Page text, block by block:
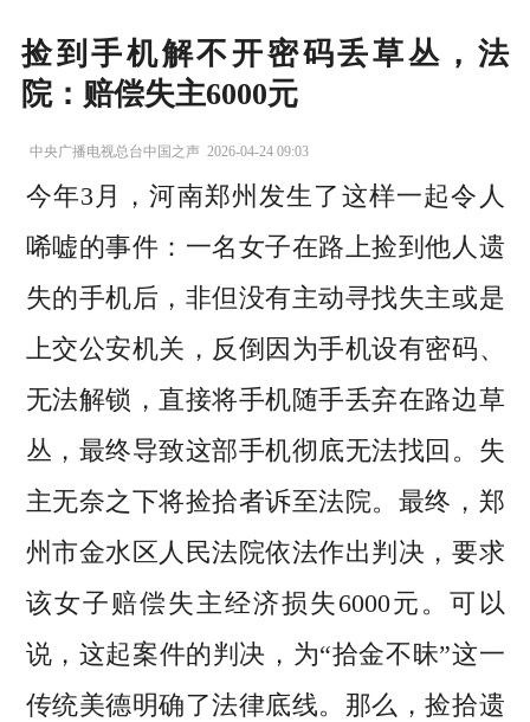
捡到手机解不开密码丢草丛，法
院：赔偿失主6000元
中央广播电视总台中国之声 2026-04-24 09:03
今年3月，河南郑州发生了这样一起令人
唏嘘的事件：一名女子在路上捡到他人遗
失的手机后，非但没有主动寻找失主或是
上交公安机关，反倒因为手机设有密码、
无法解锁，直接将手机随手丢弃在路边草
丛，最终导致这部手机彻底无法找回。失
主无奈之下将捡拾者诉至法院。最终，郑
州市金水区人民法院依法作出判决，要求
该女子赔偿失主经济损失6000元。可以
说，这起案件的判决，为“拾金不昧”这一
传统美德明确了法律底线。那么，捡拾遗